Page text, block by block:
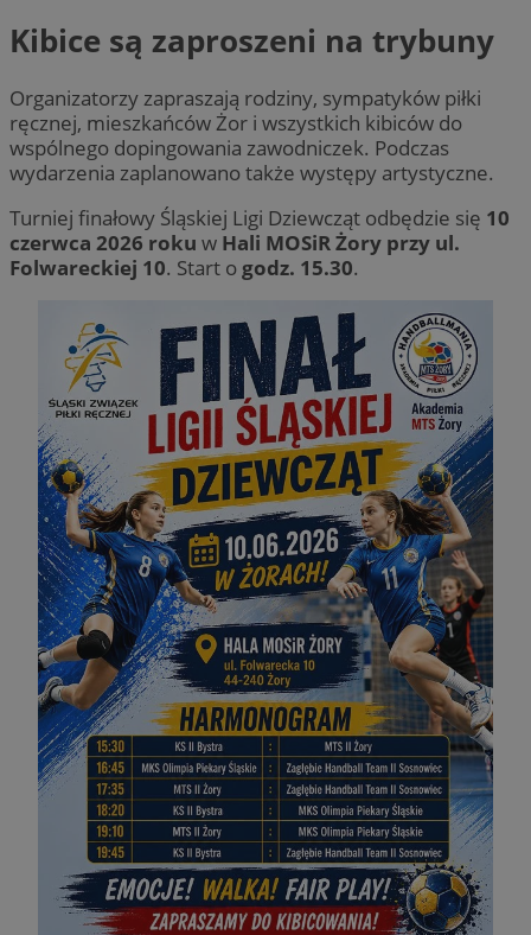
Kibice są zaproszeni na trybuny
Organizatorzy zapraszają rodziny, sympatyków piłki
ręcznej, mieszkańców Żor i wszystkich kibiców do
wspólnego dopingowania zawodniczek. Podczas
wydarzenia zaplanowano także występy artystyczne.
Turniej finałowy Śląskiej Ligi Dziewcząt odbędzie się 10
czerwca 2026 roku w Hali MOSiR Żory przy ul.
Folwareckiej 10. Start o godz. 15.30.